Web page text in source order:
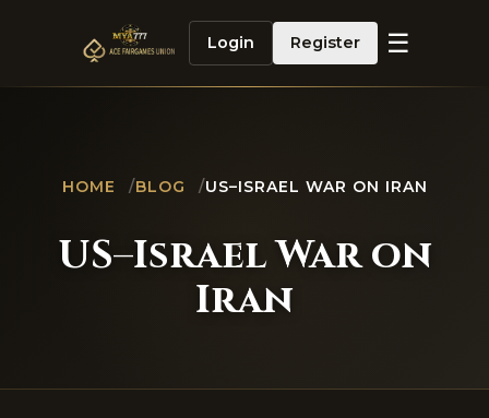
Login Register ☰
HOME /BLOG /US–ISRAEL WAR ON IRAN
US–Israel War on
Iran